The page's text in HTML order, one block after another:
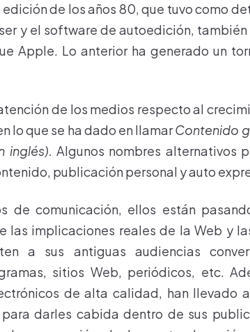
de los años 80, que tuvo como
y el software de autoedición,
Apple. Lo anterior ha generado un
de los medios respecto al
lo que se ha dado en llamarContenido
inglés). Algunos nombres alternativos
publicación personal y auto
de comunicación, ellos están
las implicaciones reales de la Web y
a sus antiguas audiencias
sitios Web, periódicos, etc.
de alta calidad, han llevado
darles cabida dentro de sus